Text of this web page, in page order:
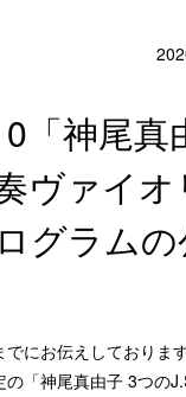
「神尾真
ヴァイオ
グラム
でにお伝えしておりま
の「神尾真由子 3つの